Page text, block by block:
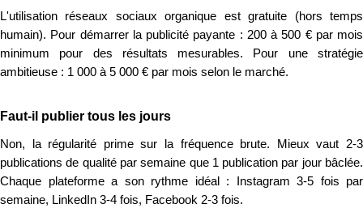
L'utilisation réseaux sociaux organique est gratuite (hors temps
humain). Pour démarrer la publicité payante : 200 à 500 € par mois
minimum pour des résultats mesurables. Pour une stratégie
ambitieuse : 1 000 à 5 000 € par mois selon le marché.
Faut-il publier tous les jours
Non, la régularité prime sur la fréquence brute. Mieux vaut 2-3
publications de qualité par semaine que 1 publication par jour bâclée.
Chaque plateforme a son rythme idéal : Instagram 3-5 fois par
semaine, LinkedIn 3-4 fois, Facebook 2-3 fois.